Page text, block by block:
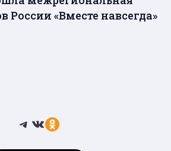
России «Вместе навсегда»
Telegram
ВКонтакте
Ссылка